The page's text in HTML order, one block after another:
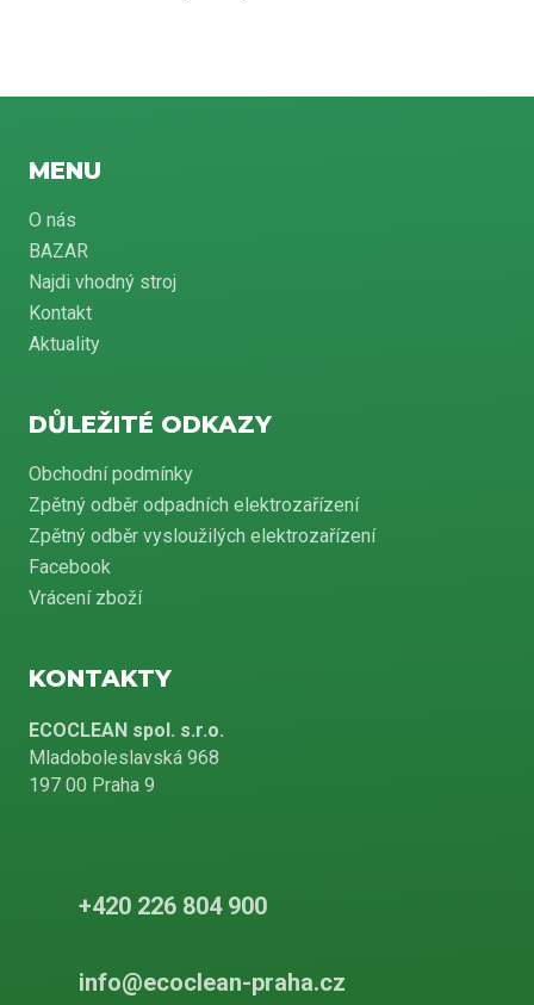
MENU
O nás
BAZAR
Najdi vhodný stroj
Kontakt
Aktuality
DŮLEŽITÉ ODKAZY
Obchodní podmínky
Zpětný odběr odpadních elektrozařízení
Zpětný odběr vysloužilých elektrozařízení
Facebook
Vrácení zboží
KONTAKTY
ECOCLEAN spol. s.r.o.
Mladoboleslavská 968
197 00 Praha 9
+420 226 804 900
info@ecoclean-praha.cz